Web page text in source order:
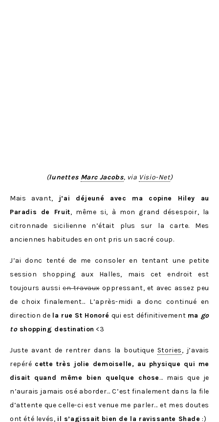
(lunettes Marc Jacobs, via Visio-Net)
Mais avant,
j’ai déjeuné avec ma copine Hiley au
Paradis de Fruit, même si, à mon grand désespoir, la
citronnade sicilienne n’était plus sur la carte. Mes
anciennes habitudes en ont pris un sacré coup.
J’ai donc tenté de me consoler en tentant une petite
session shopping aux Halles, mais cet endroit est
toujours aussi en travaux oppressant, et avec assez peu
de choix finalement… L’après-midi a donc continué en
direction de la rue St Honoré qui est définitivement ma go
toshopping destination <3
Juste avant de rentrer dans la boutique Stories, j’avais
repéré cette très jolie demoiselle, au physique qui me
disait quand même bien quelque chose… mais que je
n’aurais jamais osé aborder… C’est finalement dans la file
d’attente que celle-ci est venue me parler… et mes doutes
ont été levés, il s’agissait bien de la ravissante Shade :)